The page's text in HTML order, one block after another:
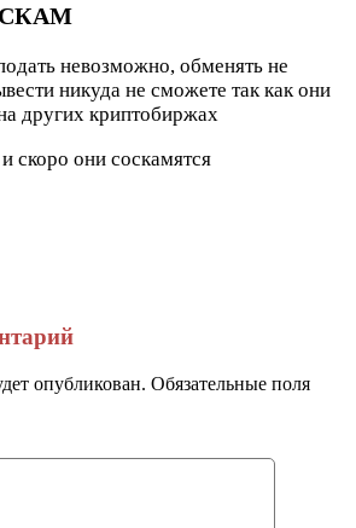
СКАМ
невозможно, обменять не
никуда не сможете так как они
других криптобиржах
скоро они соскамятся
опубликован. Обязательные поля